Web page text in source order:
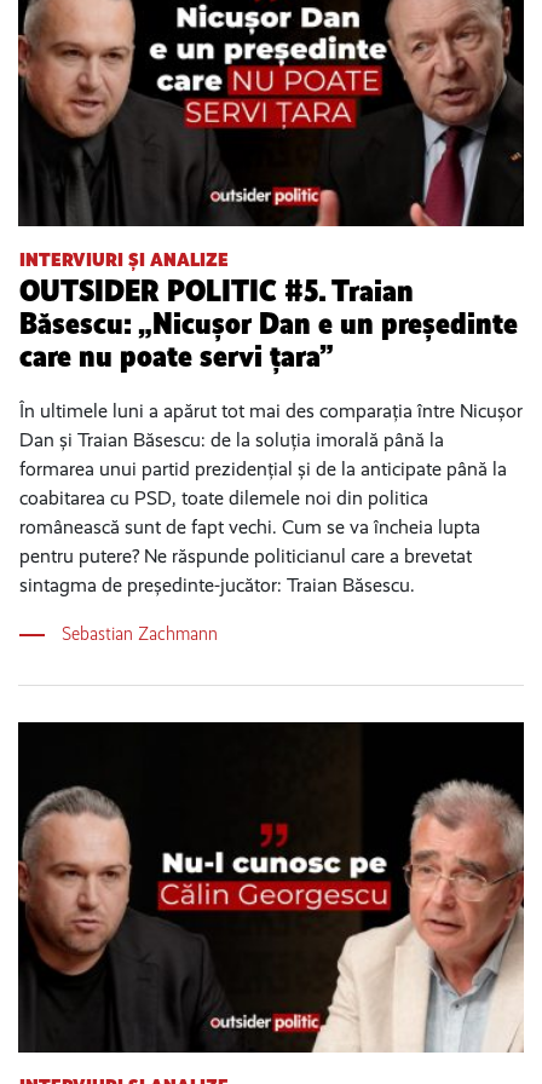
INTERVIURI ȘI ANALIZE
OUTSIDER POLITIC #5. Traian
Băsescu: „Nicușor Dan e un președinte
care nu poate servi țara”
În ultimele luni a apărut tot mai des comparația între Nicușor
Dan și Traian Băsescu: de la soluția imorală până la
formarea unui partid prezidențial și de la anticipate până la
coabitarea cu PSD, toate dilemele noi din politica
românească sunt de fapt vechi. Cum se va încheia lupta
pentru putere? Ne răspunde politicianul care a brevetat
sintagma de președinte-jucător: Traian Băsescu.
Sebastian Zachmann